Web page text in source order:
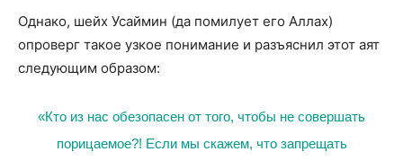
Однако, шейх Усаймин (да помилует его Аллах)
опроверг такое узкое понимание и разъяснил этот аят
следующим образом:
«Кто из нас обезопасен от того, чтобы не совершать
порицаемое?! Если мы скажем, что запрещать